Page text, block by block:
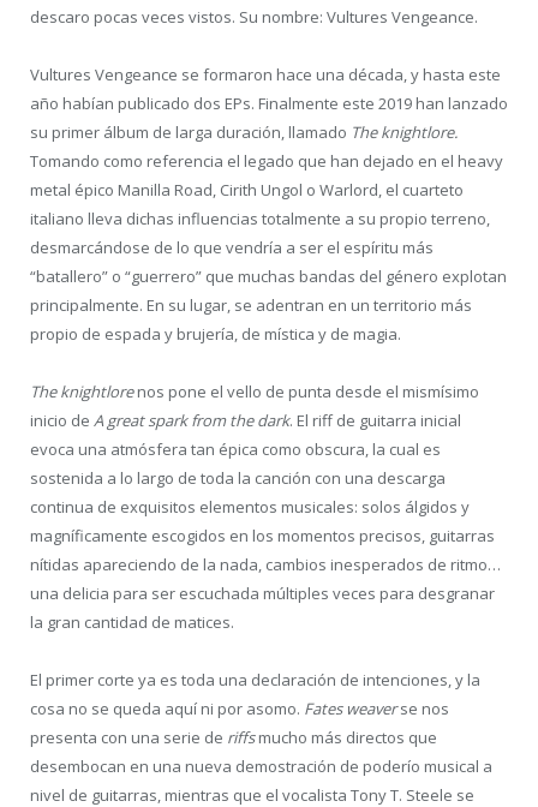
descaro pocas veces vistos. Su nombre: Vultures Vengeance.
Vultures Vengeance se formaron hace una década, y hasta este
año habían publicado dos EPs. Finalmente este 2019 han lanzado
su primer álbum de larga duración, llamado The knightlore.
Tomando como referencia el legado que han dejado en el heavy
metal épico Manilla Road, Cirith Ungol o Warlord, el cuarteto
italiano lleva dichas influencias totalmente a su propio terreno,
desmarcándose de lo que vendría a ser el espíritu más
“batallero” o “guerrero” que muchas bandas del género explotan
principalmente. En su lugar, se adentran en un territorio más
propio de espada y brujería, de mística y de magia.
The knightlorenos pone el vello de punta desde el mismísimo
inicio de A great spark from the dark. El riff de guitarra inicial
evoca una atmósfera tan épica como obscura, la cual es
sostenida a lo largo de toda la canción con una descarga
continua de exquisitos elementos musicales: solos álgidos y
magníficamente escogidos en los momentos precisos, guitarras
nítidas apareciendo de la nada, cambios inesperados de ritmo…
una delicia para ser escuchada múltiples veces para desgranar
la gran cantidad de matices.
El primer corte ya es toda una declaración de intenciones, y la
cosa no se queda aquí ni por asomo. Fates weaverse nos
presenta con una serie de riffsmucho más directos que
desembocan en una nueva demostración de poderío musical a
nivel de guitarras, mientras que el vocalista Tony T. Steele se